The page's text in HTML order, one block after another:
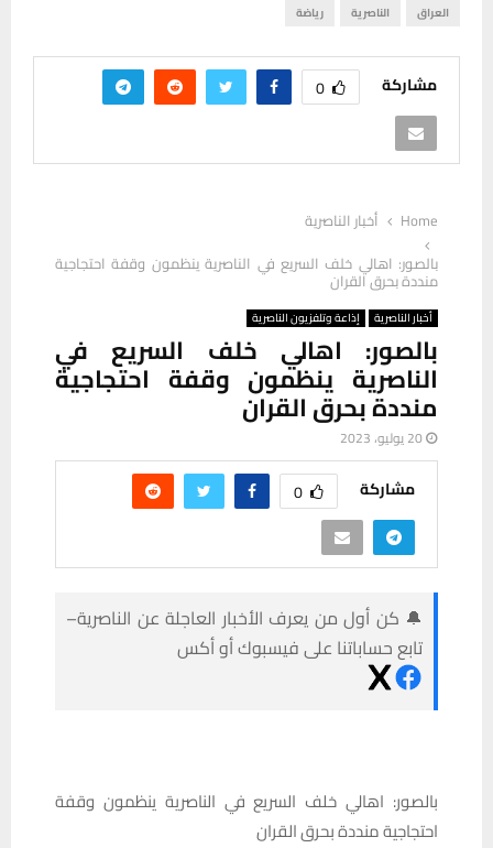
العراق الناصرية رياضة
مشاركة 0
Home
أخبار الناصرية
بالصور: اهالي خلف السريع في الناصرية ينظمون وقفة احتجاجية
منددة بحرق القران
أخبار الناصرية إذاعة وتلفزيون الناصرية
بالصور: اهالي خلف السريع في
الناصرية ينظمون وقفة احتجاجية
منددة بحرق القران
20 يوليو، 2023
مشاركة 0
🔔 كن أول من يعرف الأخبار العاجلة عن الناصرية–
تابع حساباتنا على فيسبوك أو أكس
بالصور: اهالي خلف السريع في الناصرية ينظمون وقفة
احتجاجية منددة بحرق القران